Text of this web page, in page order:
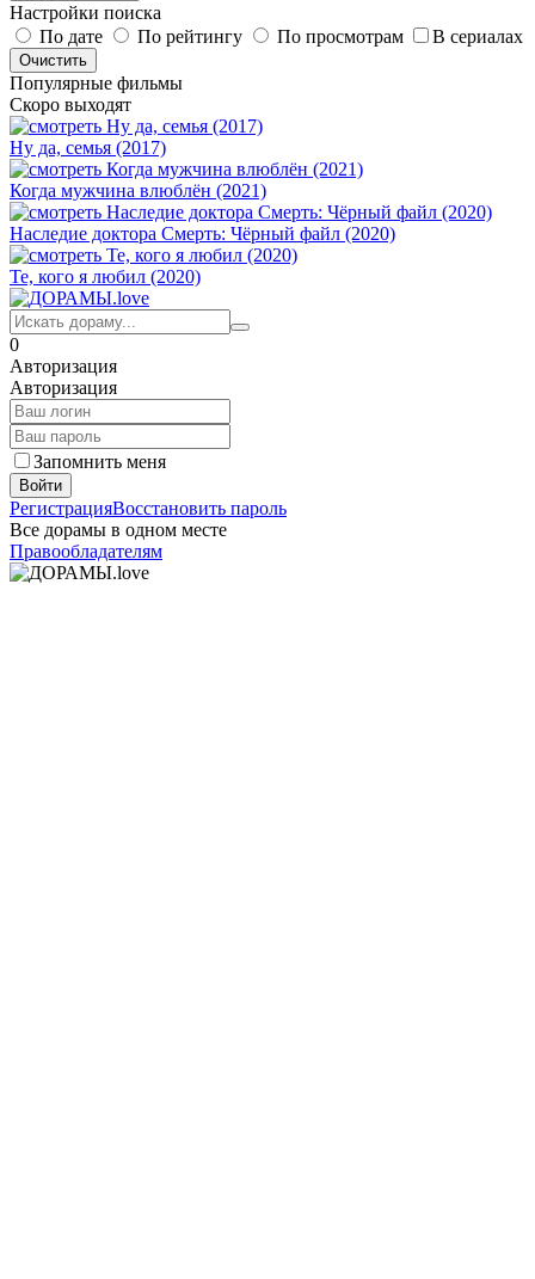
Настройки поиска
По дате
По рейтингу По просмотрам В сериалах
Популярные фильмы
Скоро выходят
Ну да, семья (2017)
Когда мужчина влюблён (2021)
Наследие доктора Смерть: Чёрный файл (2020)
Те, кого я любил (2020)
0
Авторизация
Авторизация
Запомнить меня
Войти
РегистрацияВосстановить пароль
Все дорамы в одном месте
Правообладателям